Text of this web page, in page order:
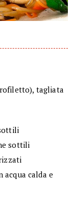
tagliata
sottili
acqua calda e